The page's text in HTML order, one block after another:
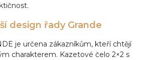
design řady Grande
je určena zákazníkům, kteří chtějí
charakterem. Kazetové čelo 2×2 s